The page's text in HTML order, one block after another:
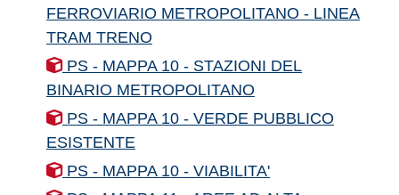
FERROVIARIO METROPOLITANO - LINEA
TRAM TRENO
PS - MAPPA 10 - STAZIONI DEL
BINARIO METROPOLITANO
PS - MAPPA 10 - VERDE PUBBLICO
ESISTENTE
PS - MAPPA 10 - VIABILITA'